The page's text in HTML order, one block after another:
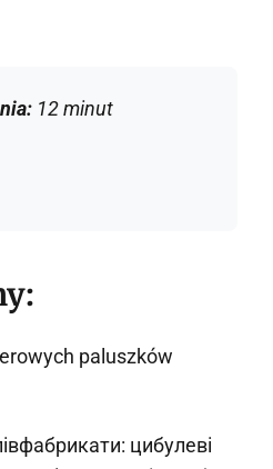
12 minut
paluszków